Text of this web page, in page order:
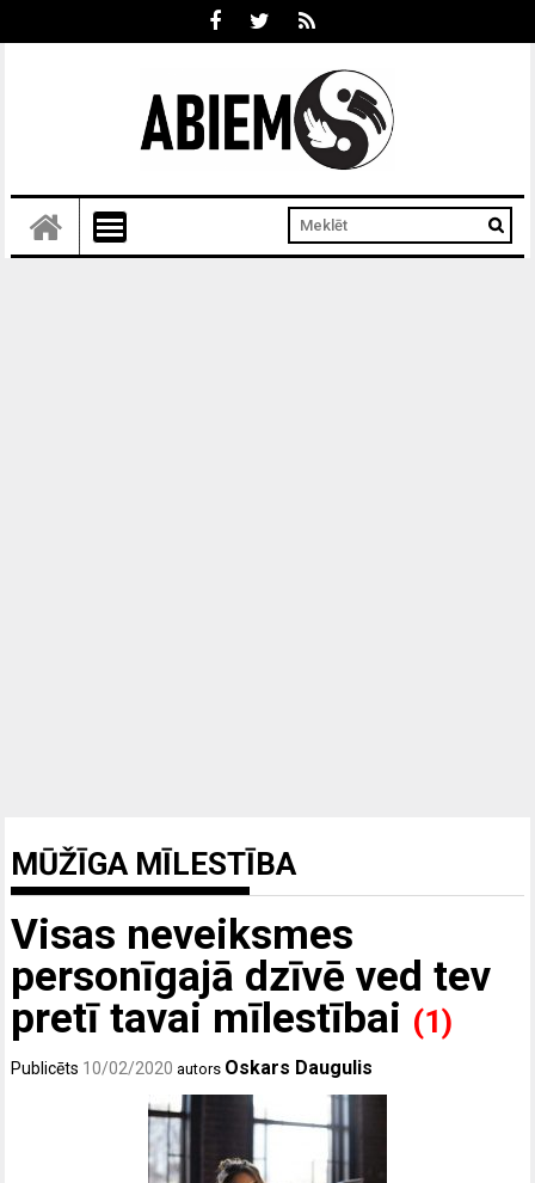
MŪŽĪGA MĪLESTĪBA
Visas neveiksmes
personīgajā dzīvē ved tev
pretī tavai mīlestībai (1)
Publicēts 10/02/2020 autors Oskars Daugulis